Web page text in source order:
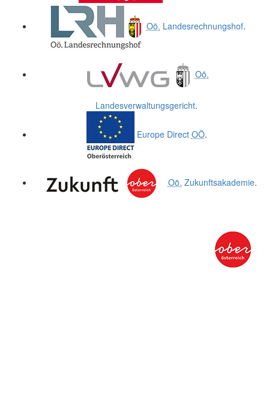
Oö. Landesrechnungshof.
Oö.
Landesverwaltungsgericht.
Europe Direct OÖ.
Oö. Zukunftsakademie.